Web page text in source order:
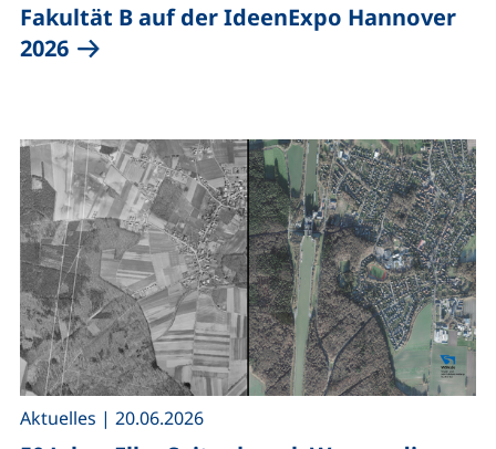
Fakultät B auf der IdeenExpo Hannover
2026
Aktuelles | 20.06.2026